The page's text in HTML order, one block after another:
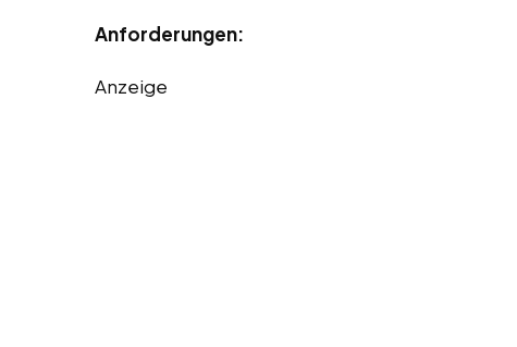
Anforderungen:
Anzeige